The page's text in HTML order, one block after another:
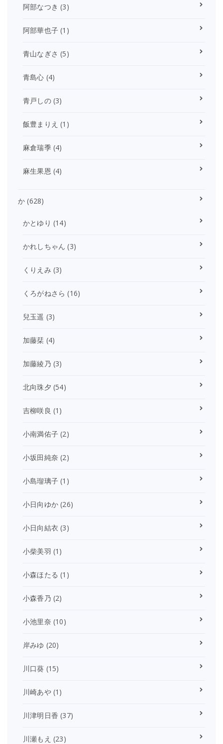
阿部なつき (3)
阿部華也子 (1)
青山なぎさ (5)
青島心 (4)
青戸しの(3)
飯豊まりえ (1)
麻倉瑞季(4)
麻生果恩 (4)
か (628)
かとゆり (14)
かれしちゃん (3)
くりえみ (3)
くろがねさら (16)
兒玉遥 (3)
加藤栞 (4)
加藤綾乃 (3)
北向珠夕 (54)
吉柳咲良 (1)
小南満佑子 (2)
小坂田純奈 (2)
小島瑠璃子 (1)
小日向ゆか (26)
小日向結衣 (3)
小柴美羽 (1)
小森ほたる (1)
小森香乃 (2)
小池里奈 (10)
岸みゆ (20)
川口葵 (15)
川崎あや(1)
川津明日香 (37)
川瀬もえ (23)